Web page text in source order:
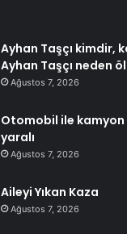
Ayhan Taşçı kimdir,
Ayhan Taşçı neden
Ağustos 7, 2026
Otomobil ile kamyon
yaralı
Ağustos 7, 2026
Aileyi Yıkan Kaza
Ağustos 7, 2026